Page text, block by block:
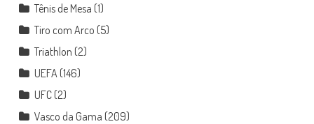
Tênis de Mesa (1)
Tiro com Arco (5)
Triathlon (2)
UEFA (146)
UFC(2)
Vasco da Gama (209)